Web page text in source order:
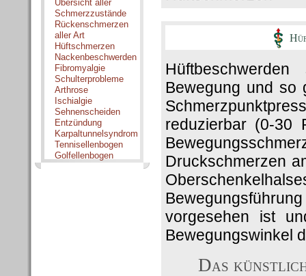
Übersicht aller
Schmerzzustände
Rückenschmerzen
aller Art
Hüftschmerzen
Nackenbeschwerden
Fibromyalgie
Schulterprobleme
Arthrose
Ischialgie
Sehnenscheiden
Entzündung
Karpaltunnelsyndrom
Tennisellenbogen
Golfellenbogen
Bewegung und so
reduzierbar (0-30
Druckschmerzen
vorgesehen ist
Bewegungswinkel
Das